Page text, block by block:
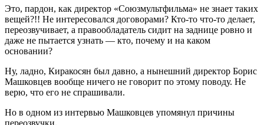
Это, пардон, как директор «Союзмультфильма» не знает таких
вещей?!! Не интересовался договорами? Кто-то что-то делает,
переозвучивает, а правообладатель сидит на заднице ровно и
даже не пытается узнать — кто, почему и на каком
основании?
Ну, ладно, Киракосян был давно, а нынешний директор Борис
Машковцев вообще ничего не говорит по этому поводу. Не
верю, что его не спрашивали.
Но в одном из интервью Машковцев упомянул причины
переозвучки.